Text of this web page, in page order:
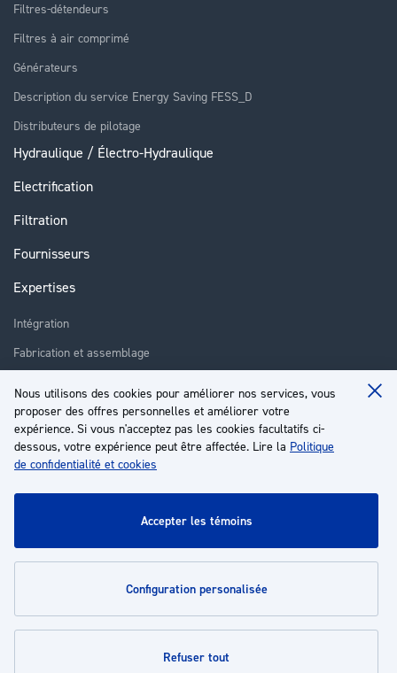
Nous utilisons des cookies pour améliorer nos services, vous
proposer des offres personnelles et améliorer votre
expérience. Si vous n'acceptez pas les cookies facultatifs ci-
dessous, votre expérience peut être affectée. Lire la Politique
de confidentialité et cookies
accepter les témoins
configuration personalisée
refuser tout
Filtres-détendeurs
Filtres à air comprimé
Générateurs
Description du service Energy Saving FESS_D
Distributeurs de pilotage
Hydraulique / Électro-Hydraulique
Electrification
Filtration
Fournisseurs
Expertises
Intégration
Fabrication et assemblage
Réparation
Formation
À propos
Service client